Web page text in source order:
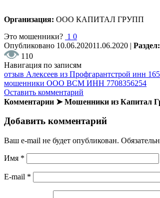
Организация: ООО КАПИТАЛ ГРУПП
Это мошенники? 1 0
Опубликовано 10.06.202011.06.2020 | Раздел:
110
Навигация по записям
отзыв Алексеев из Профгарантстрой инн
мошенники ООО ВСМ ИНН 7708356254
Оставить комментарий
Комментарии ➤ Мошенники из Капитал
Добавить комментарий
Ваш e-mail не будет опубликован.
Имя *
E-mail *